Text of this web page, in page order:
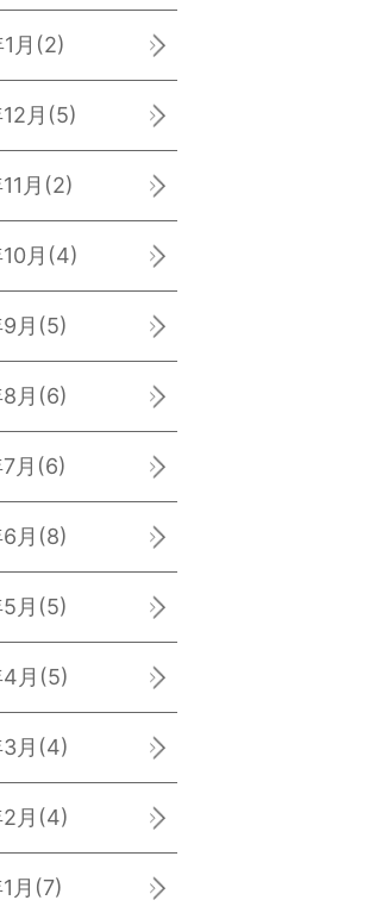
月 (2)
月 (5)
月 (2)
月 (4)
月 (5)
月 (6)
月 (6)
月 (8)
月 (5)
月 (5)
月 (4)
月 (4)
月 (7)